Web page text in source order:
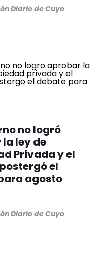
Diario de Cuyo
no logró
ley de
Privada y el
el
agosto
Diario de Cuyo